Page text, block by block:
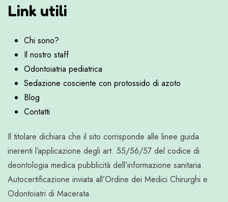
Link utili
Chi sono?
Il nostro staff
Odontoiatria pediatrica
Sedazione cosciente con protossido di azoto
Blog
Contatti
Il titolare dichiara che il sito corrisponde alle linee guida
inerenti l’applicazione degli art. 55/56/57 del codice di
deontologia medica pubblicità dell’informazione sanitaria.
Autocertificazione inviata all’Ordine dei Medici Chirurghi e
Odontoiatri di Macerata.